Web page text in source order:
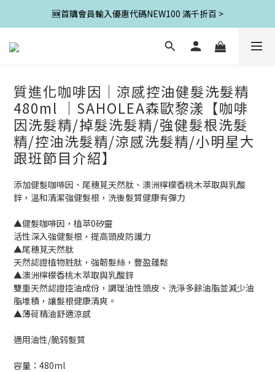
🆕首購會員輸入優惠代碼NEW100 滿千折百 >
質進化咖啡因│涼感控油健髮洗髮精
480ml ｜SAHOLEA森歐黎漾【咖啡
因洗髮精/掉髮洗髮精/強健髮根洗髮
精/控油洗髮精/涼感洗髮精/小明星大
跟班節目介紹】
添加健髮咖啡因、尾穗莧天然肽、澳洲檸檬香桃木萃取與乳酸
鋅，溫和清潔強健髮根，洗後髮質健康有彈力
▲健髮咖啡因，植萃0矽靈
活性深入強健髮根，提高頭皮防護力
▲尾穗莧天然肽
天然認證植物胜肽，強韌髮絲，豐盈蓬鬆
▲澳洲檸檬香桃木萃取與乳酸鋅
雙重天然認證控油成份，調理油性頭皮、洗淨多餘油脂並減少油
脂堆積，讓髮根健康清爽。
▲薄荷精油舒適涼感
適用油性/脆弱髮質
容量：480ml